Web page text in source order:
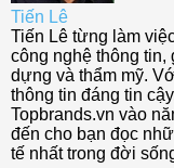
Tiến Lê
Tiến Lê từng làm
công nghệ thông tin,
dựng và thẩm mỹ.
thông tin đáng tin
Topbrands.vn vào
đến cho bạn đọc
tế nhất trong đời